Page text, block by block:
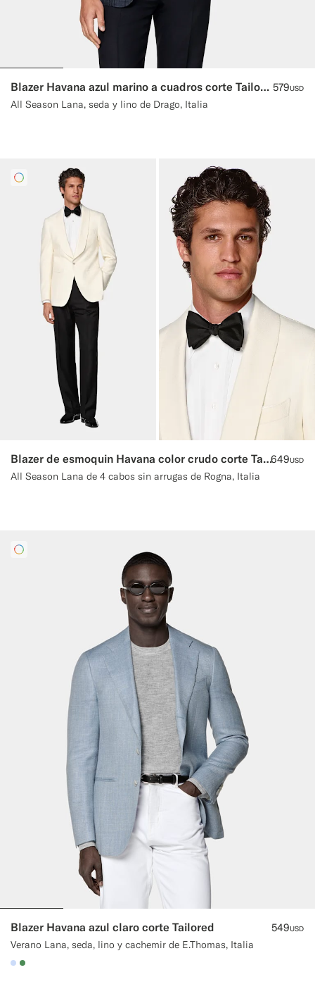
Blazer Havana azul marino a cuadros corte Tailored
All Season Lana, seda y lino de Drago, Italia
579USD
Blazer de esmoquin Havana color crudo corte Tailored
All Season Lana de 4 cabos sin arrugas de Rogna, Italia
649USD
Blazer Havana azul claro corte Tailored
Verano Lana, seda, lino y cachemir de E.Thomas, Italia
549USD
#CCDCF9
#4D8C57